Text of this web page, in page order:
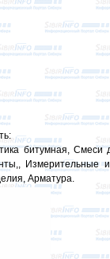
битумная, Смеси
Измерительные
Арматура.